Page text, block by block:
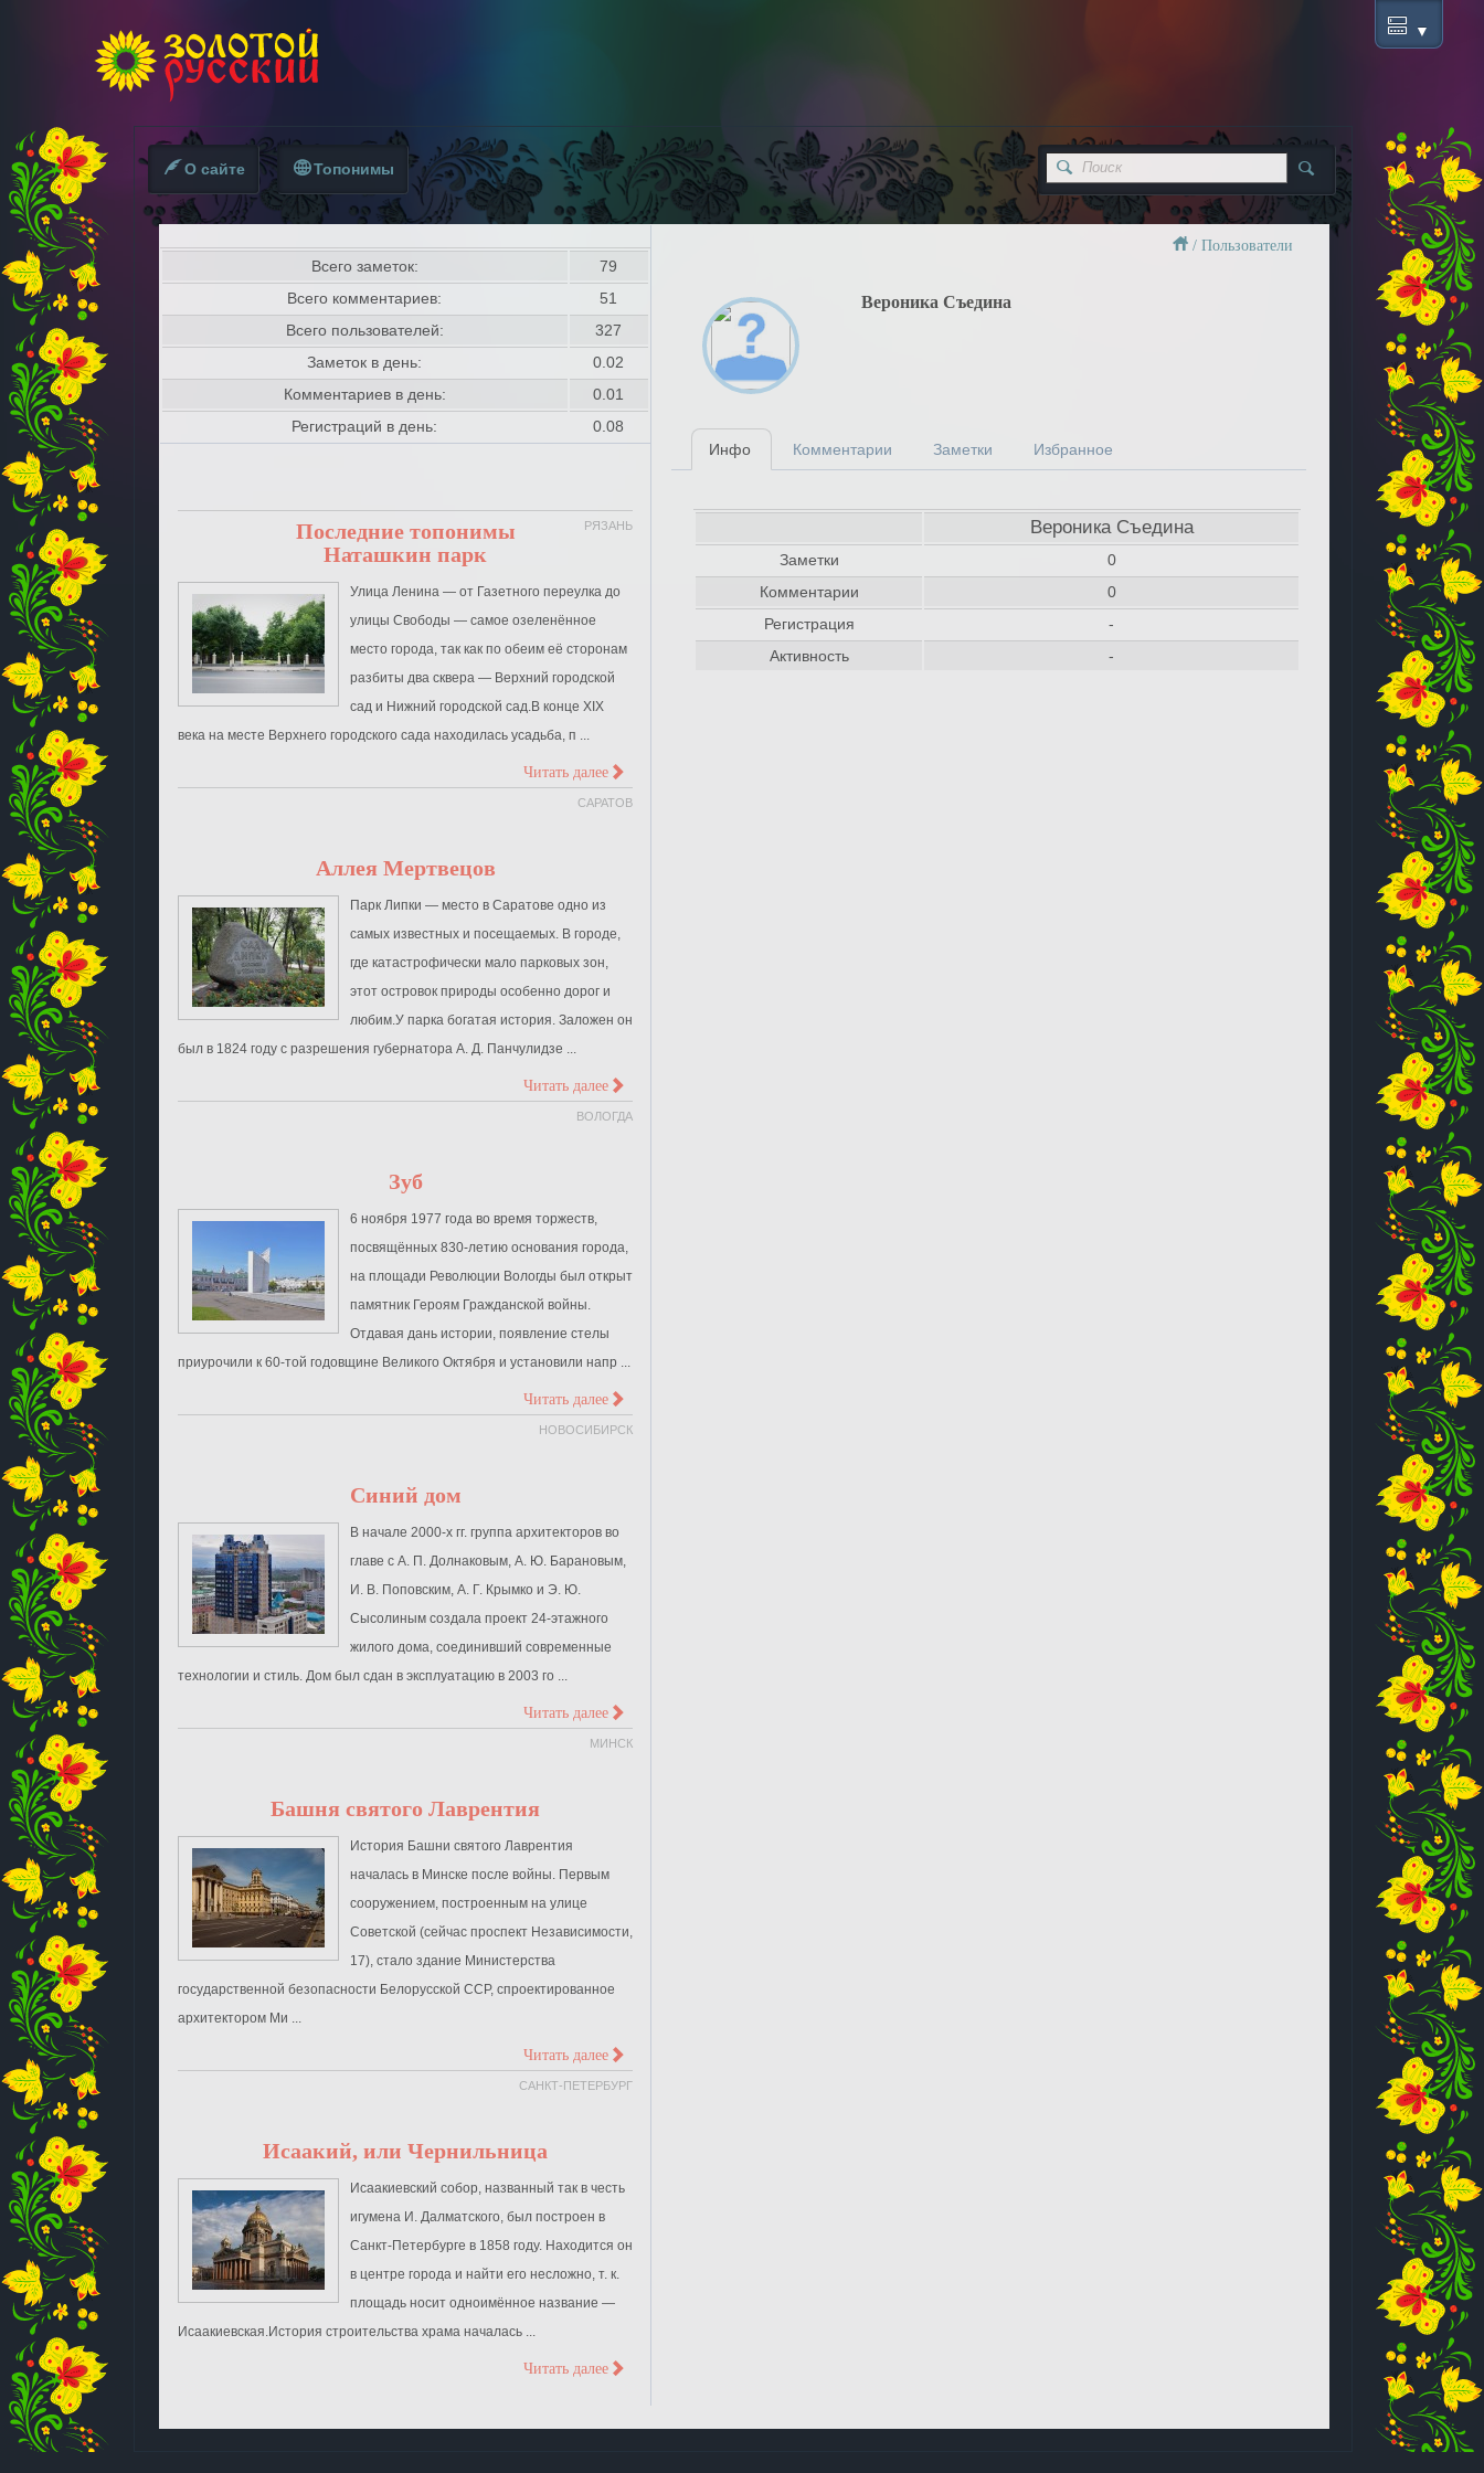
О сайте Топонимы
/ Пользователи
Всего заметок:
79
Всего комментариев:
51
Всего пользователей:
327
Заметок в день:
0.02
Комментариев в день:
0.01
Регистраций в день:
0.08
Последние топонимы РЯЗАНЬ
Наташкин парк
Улица Ленина ― от Газетного переулка до
улицы Свободы ― самое озеленённое
место города, так как по обеим её сторонам
разбиты два сквера ― Верхний городской
сад и Нижний городской сад.В конце XIX
века на месте Верхнего городского сада находилась усадьба, п ...
Читать далее>
САРАТОВ
Аллея Мертвецов
Парк Липки — место в Саратове одно из
самых известных и посещаемых. В городе,
где катастрофически мало парковых зон,
этот островок природы особенно дорог и
любим.У парка богатая история. Заложен он
был в 1824 году с разрешения губернатора А. Д. Панчулидзе ...
Читать далее>
ВОЛОГДА
Зуб
6 ноября 1977 года во время торжеств,
посвящённых 830-летию основания города,
на площади Революции Вологды был открыт
памятник Героям Гражданской войны.
Отдавая дань истории, появление стелы
приурочили к 60-той годовщине Великого Октября и установили напр ...
Читать далее>
НОВОСИБИРСК
Синий дом
В начале 2000-х гг. группа архитекторов во
главе с А. П. Долнаковым, А. Ю. Барановым,
И. В. Поповским, А. Г. Крымко и Э. Ю.
Сысолиным создала проект 24-этажного
жилого дома, соединивший современные
технологии и стиль. Дом был сдан в эксплуатацию в 2003 го ...
Читать далее>
МИНСК
Башня святого Лаврентия
История Башни святого Лаврентия
началась в Минске после войны. Первым
сооружением, построенным на улице
Советской (сейчас проспект Независимости,
17), стало здание Министерства
государственной безопасности Белорусской ССР, спроектированное
архитектором Ми ...
Читать далее>
САНКТ-ПЕТЕРБУРГ
Исаакий, или Чернильница
Исаакиевский собор, названный так в честь
игумена И. Далматского, был построен в
Санкт-Петербурге в 1858 году. Находится он
в центре города и найти его несложно, т. к.
площадь носит одноимённое название —
Исаакиевская.История строительства храма началась ...
Читать далее>
Вероника Съедина
Инфо Комментарии Заметки Избранное
Вероника Съедина
Заметки
0
Комментарии
0
Регистрация
-
Активность
-